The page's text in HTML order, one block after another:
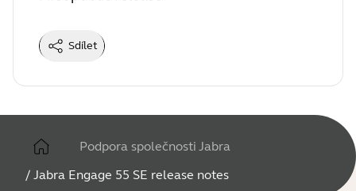
Sdílet
Podpora společnosti Jabra
/ Jabra Engage 55 SE release notes